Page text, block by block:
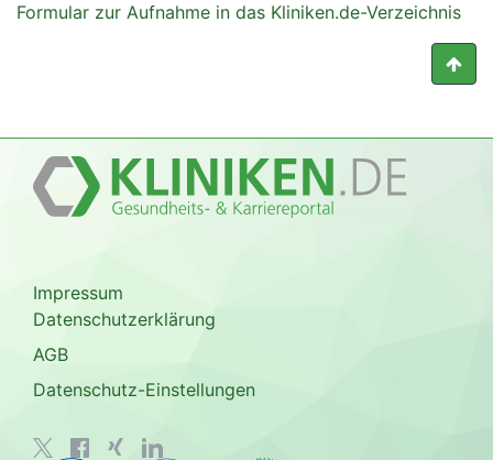
Formular zur Aufnahme in das Kliniken.de-Verzeichnis
Impressum
Datenschutzerklärung
AGB
Datenschutz-Einstellungen